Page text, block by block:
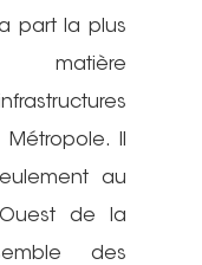
part la plus
Il
au
de la
des